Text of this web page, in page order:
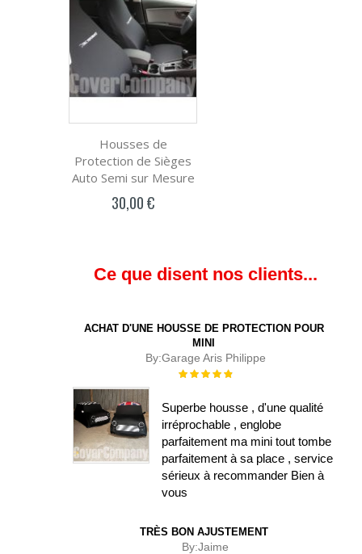
Housses de
Protection de Sièges
Auto Semi sur Mesure
30,00 €
Ce que disent nos clients...
ACHAT D'UNE HOUSSE DE PROTECTION POUR
MINI
By:Garage Aris Philippe
Évaluation :
Superbe housse , d'une qualité
irréprochable , englobe
parfaitement ma mini tout tombe
parfaitement à sa place , service
sérieux à recommander Bien à
vous
TRÈS BON AJUSTEMENT
By:Jaime